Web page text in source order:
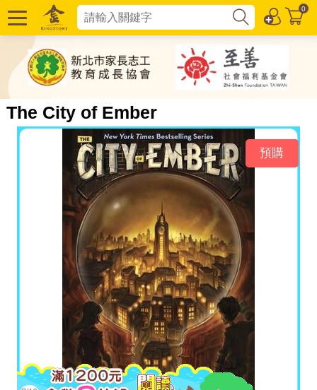
0
The City of Ember
預購